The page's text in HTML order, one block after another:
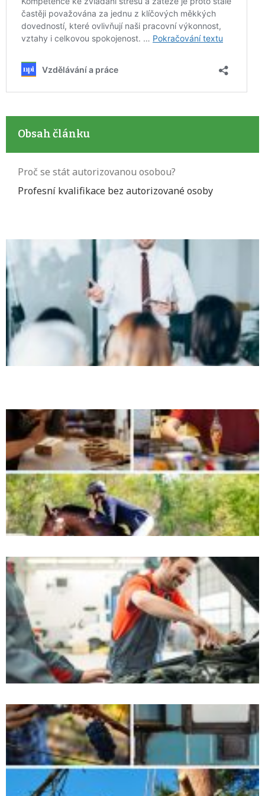
Obsah článku
Proč se stát autorizovanou osobou?
Profesní kvalifikace bez autorizované osoby